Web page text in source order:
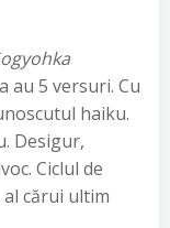
au 5 versuri. Cu
haiku.
Desigur,
Ciclul de
cărui ultim